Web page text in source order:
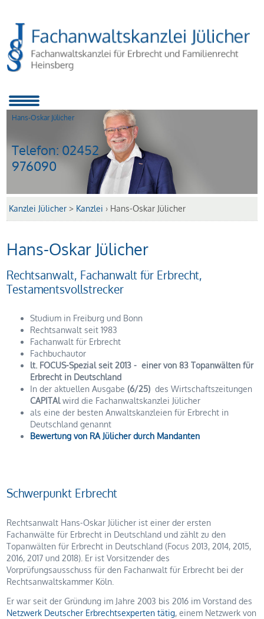
Hans-Oskar Jülicher
Telefon: 02452
976090
Kanzlei Jülicher > Kanzlei › Hans-Oskar Jülicher
Hans-Oskar Jülicher
Rechtsanwalt, Fachanwalt für Erbrecht,
Testamentsvollstrecker
Studium in Freiburg und Bonn
Rechtsanwalt seit 1983
Fachanwalt für Erbrecht
Fachbuchautor
lt. FOCUS-Spezial seit 2013 - einer von 83 Topanwälten für
Erbrecht in Deutschland
In der aktuellen Ausgabe(6/25)des Wirtschaftszeitungen
CAPITAlwird die Fachanwaltskanzlei Jülicher
als eine der besten Anwaltskanzleien für Erbrecht in
Deutschland genannt
Bewertung von RA Jülicher durch Mandanten
Schwerpunkt Erbrecht
Rechtsanwalt Hans-Oskar Jülicher ist einer der ersten
Fachanwälte für Erbrecht in Deutschland und zählt zu den
Topanwälten für Erbrecht in Deutschland (Focus 2013, 2014, 2015,
2016, 2017 und 2018). Er ist Vorsitzender des
Vorprüfungsausschuss für den Fachanwalt für Erbrecht bei der
Rechtsanwaltskammer Köln.
Er war seit der Gründung im Jahre 2003 bis 2016 im Vorstand des
Netzwerk Deutscher Erbrechtsexperten tätig, einem Netzwerk von